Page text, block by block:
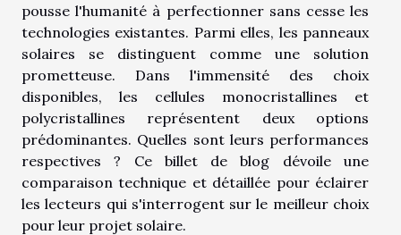
pousse l'humanité à perfectionner sans cesse les
technologies existantes. Parmi elles, les panneaux
solaires se distinguent comme une solution
prometteuse. Dans l'immensité des choix
disponibles, les cellules monocristallines et
polycristallines représentent deux options
prédominantes. Quelles sont leurs performances
respectives ? Ce billet de blog dévoile une
comparaison technique et détaillée pour éclairer
les lecteurs qui s'interrogent sur le meilleur choix
pour leur projet solaire.